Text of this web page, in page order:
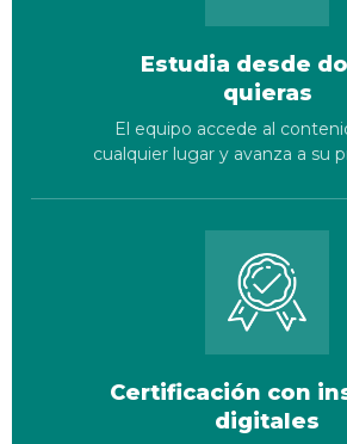
Estudia desde
quieras
El equipo accede al
cualquier lugar y avanza a su
Certificación con
digitales